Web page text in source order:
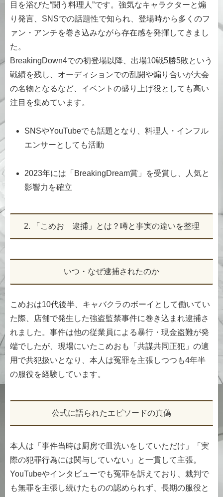
目を浴びた“闘う料理人”です。強気なキャラクターと煽
り発言、SNSでの話題性で知られ、登場時から多くのフ
ァン・アンチを巻き込みながら存在感を発揮してきまし
た。
BreakingDown4での初登場以降、出場10戦5勝5敗という
戦績を残し、オーディションでの乱闘や煽り合いが大会
の名物となるなど、イベントの盛り上げ役としても高い
注目を集めています。
SNSやYouTubeでも話題となり、料理人・インフル
エンサーとしても活動
2023年には「BreakingDream賞」を受賞し、人気と
影響力を確立
2. 「こめお 逮捕」とは？噂と事実の違いを整理
いつ・なぜ逮捕されたのか
こめおは10代後半、キャバクラのボーイとして働いてい
た際、店舗で発生した強盗監禁事件に巻き込まれ逮捕さ
れました。事件は他の従業員による暴行・現金盗難が発
端でしたが、現場にいたこめおも「共謀共同正犯」の適
用で共犯扱いとなり、本人は冤罪を主張しつつも4年半
の服役を経験しています。
公式に語られたエピソードの真偽
本人は「事件当時は厨房で皿洗いをしていただけ」「実
際の犯罪行為には関与していない」と一貫して主張。
YouTubeやインタビューでも冤罪を訴えており、裁判で
も無罪を主張し続けたものの認められず、長期の服役と